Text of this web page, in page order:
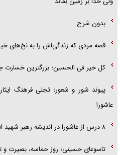
بدون شرح
قصه مردی که زندگی‌اش را به نخ‌های
کل خیر فی الحسین؛ بزرگترین
پیوند شور و شعور؛ تجلی فرهنگ
عاشورا
۸ درس از عاشورا در اندیشه رهبر شهید انقلاب اسلامی
تاسوعای حسینی؛ روز حماسه، بصیرت و